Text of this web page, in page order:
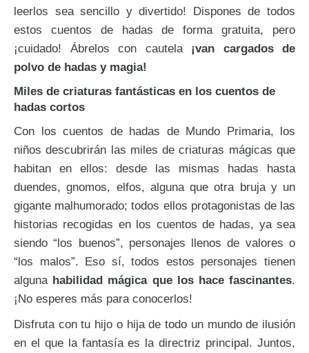
leerlos sea sencillo y divertido! Dispones de todos
estos cuentos de hadas de forma gratuita, pero
¡cuidado! Ábrelos con cautela ¡van cargados de
polvo de hadas y magia!
Miles de criaturas fantásticas en los cuentos de
hadas cortos
Con los cuentos de hadas de Mundo Primaria, los
niños descubrirán las miles de criaturas mágicas que
habitan en ellos: desde las mismas hadas hasta
duendes, gnomos, elfos, alguna que otra bruja y un
gigante malhumorado; todos ellos protagonistas de las
historias recogidas en los cuentos de hadas, ya sea
siendo “los buenos”, personajes llenos de valores o
“los malos”. Eso sí, todos estos personajes tienen
alguna habilidad mágica que los hace fascinantes.
¡No esperes más para conocerlos!
Disfruta con tu hijo o hija de todo un mundo de ilusión
en el que la fantasía es la directriz principal. Juntos,